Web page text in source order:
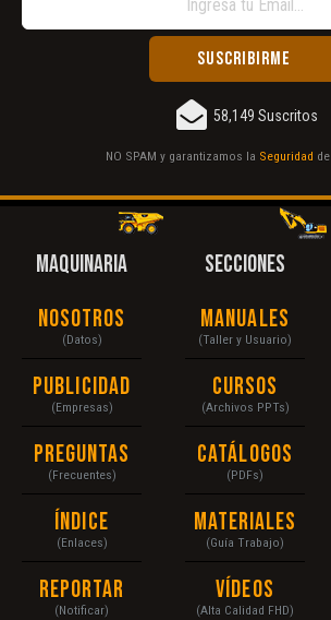
58,149 Suscritos
NO SPAM y garantizamos la Seguridad
MAQUINARIA
Nosotros
(Datos)
Publicidad
(Empresas)
Preguntas
(Frecuentes)
Índice
(Enlaces)
Reportar
(Notificar)
SECCIONES
Manuales
(Taller y Usuario)
Cursos
(Archivos PPTs)
Catálogos
(PDFs)
Materiales
(Guía Trabajo)
Vídeos
(Alta Calidad FHD)